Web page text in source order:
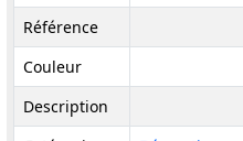
Référence
Couleur
Description